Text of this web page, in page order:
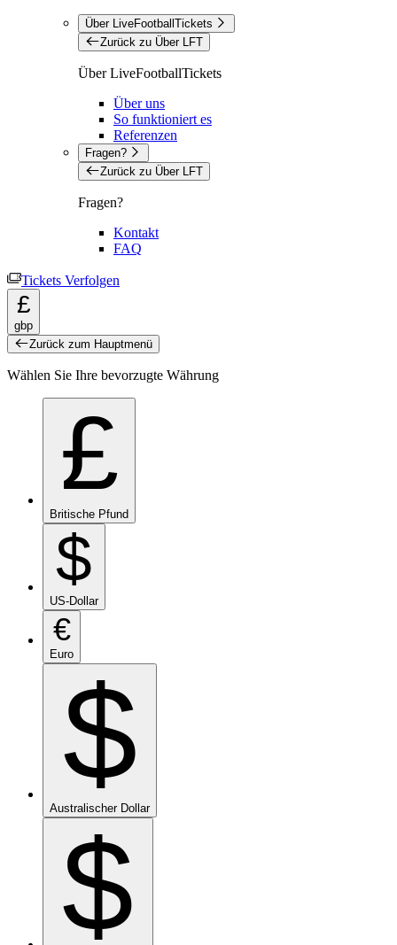
Über LiveFootballTickets
Zurück zu Über LFT
Über LiveFootballTickets
Über uns
So funktioniert es
Referenzen
Fragen?
Zurück zu Über LFT
Fragen?
Kontakt
FAQ
Tickets Verfolgen
£
gbp
Zurück zum Hauptmenü
Wählen Sie Ihre bevorzugte Währung
£
Britische Pfund
$
US-Dollar
€
Euro
$
Australischer Dollar
$